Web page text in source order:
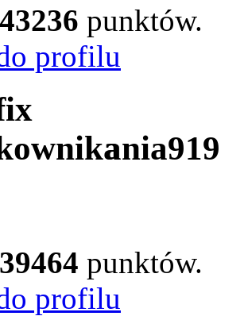
43236 punktów.
profilu
ania919
39464 punktów.
profilu